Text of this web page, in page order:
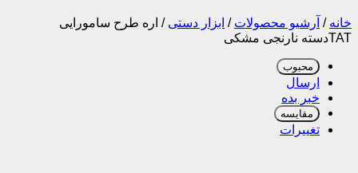
خانه / آرشیو محصولات / ابزار دستی / اره طرح سامورایی
TATدسته نارنجی مشکی
محبوب
ارسال
خبر بده
مقایسه
تغییرات